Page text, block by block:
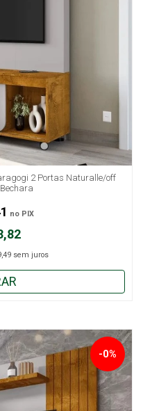
2 Portas Naturalle/off
sem juros
no PIX
-0%